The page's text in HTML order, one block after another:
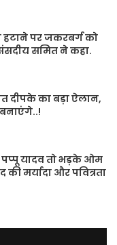
हटाने पर जकरबर्ग को
समित ने कहा.
दीपके का बड़ा ऐलान,
बनाएंगे..!
पप्पू यादव तो भड़के ओम
मर्यादा और पवित्रता